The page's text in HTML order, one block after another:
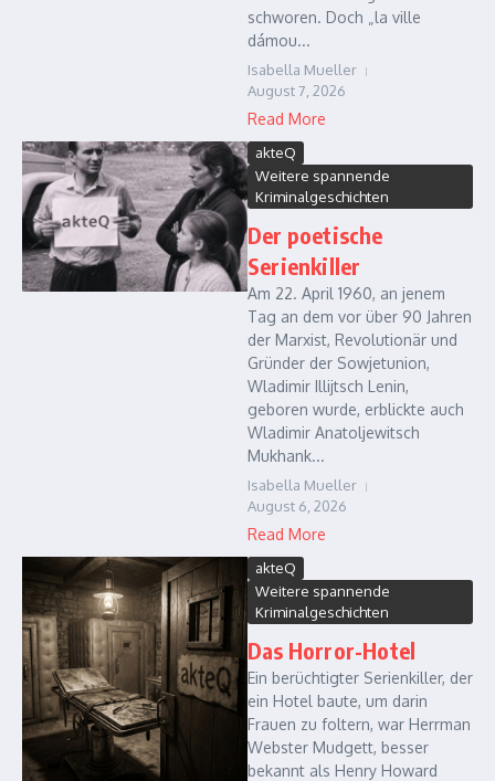
schworen. Doch „la ville
dámou...
Isabella Mueller
August 7, 2026
Read More
akteQ
Weitere spannende
Kriminalgeschichten
Der poetische
Serienkiller
Am 22. April 1960, an jenem
Tag an dem vor über 90 Jahren
der Marxist, Revolutionär und
Gründer der Sowjetunion,
Wladimir Illijtsch Lenin,
geboren wurde, erblickte auch
Wladimir Anatoljewitsch
Mukhank...
Isabella Mueller
August 6, 2026
Read More
akteQ
Weitere spannende
Kriminalgeschichten
Das Horror-Hotel
Ein berüchtigter Serienkiller, der
ein Hotel baute, um darin
Frauen zu foltern, war Herrman
Webster Mudgett, besser
bekannt als Henry Howard